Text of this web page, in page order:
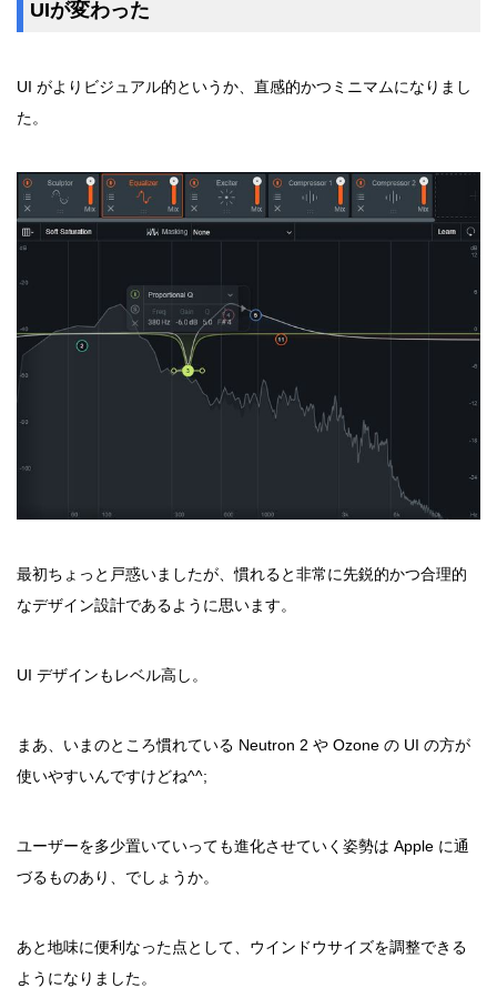
UIが変わった
UI がよりビジュアル的というか、直感的かつミニマムになりまし
た。
最初ちょっと戸惑いましたが、慣れると非常に先鋭的かつ合理的
なデザイン設計であるように思います。
UI デザインもレベル高し。
まあ、いまのところ慣れている Neutron 2 や Ozone の UI の方が
使いやすいんですけどね^^;
ユーザーを多少置いていっても進化させていく姿勢は Apple に通
づるものあり、でしょうか。
あと地味に便利なった点として、ウインドウサイズを調整できる
ようになりました。